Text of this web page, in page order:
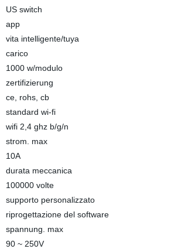
US switch
app
vita intelligente/tuya
carico
1000 w/modulo
zertifizierung
ce, rohs, cb
standard wi-fi
wifi 2,4 ghz b/g/n
strom. max
10A
durata meccanica
100000 volte
supporto personalizzato
riprogettazione del software
spannung. max
90 ~ 250V